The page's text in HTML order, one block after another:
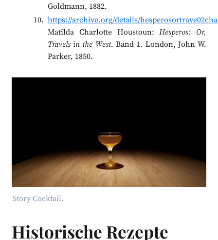
Goldmann, 1882.
https://archive.org/details/
Matilda Charlotte Houstoun:Hesperos: Or,
Travels in the West. Band 1. London, John W.
Parker, 1850.
Story Cocktail.
Historische Rezepte